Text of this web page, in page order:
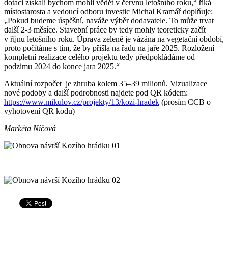
dotaci získali bychom mohli vědět v červnu letošního roku,“ říká
místostarosta a vedoucí odboru investic Michal Kramář doplňuje:
„Pokud budeme úspěšní, naváže výběr dodavatele. To může trvat
další 2-3 měsíce. Stavební práce by tedy mohly teoreticky začít
v říjnu letošního roku. Úprava zeleně je vázána na vegetační období,
proto počítáme s tím, že by přišla na řadu na jaře 2025. Rozložení
kompletní realizace celého projektu tedy předpokládáme od
podzimu 2024 do konce jara 2025.“
Aktuální rozpočet je zhruba kolem 35–39 milionů. Vizualizace
nové podoby a další podrobnosti najdete pod QR kódem:
https://www.mikulov.cz/projekty/13/kozi-hradek (prosím CCB o
vyhotovení QR kodu)
Markéta Ničová